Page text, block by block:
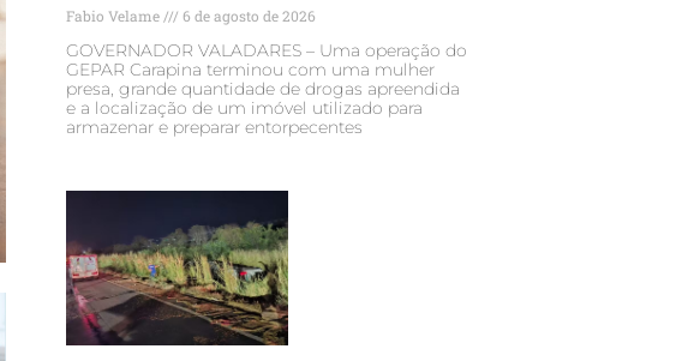
Fabio Velame 6 de agosto de 2026
GOVERNADOR VALADARES – Uma operação do
GEPAR Carapina terminou com uma mulher
presa, grande quantidade de drogas apreendida
e a localização de um imóvel utilizado para
armazenar e preparar entorpecentes